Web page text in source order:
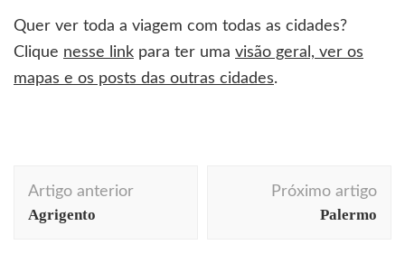
Quer ver toda a viagem com todas as cidades?
Clique nesse link para ter uma visão geral, ver os
mapas e os posts das outras cidades.
de
post
Artigo anterior
Agrigento
Próximo artigo
Palermo